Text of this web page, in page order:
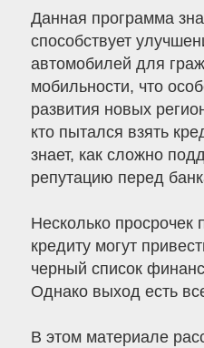
Данная программа
способствует
автомобилей для
мобильности, что
развития новых
кто пытался взять
знает, как сложно
репутацию перед
Несколько просрочек
кредиту могут
черный список
Однако выход есть
В этом материале